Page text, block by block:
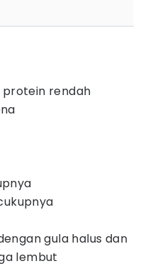
rendah
gula halus dan
lembut